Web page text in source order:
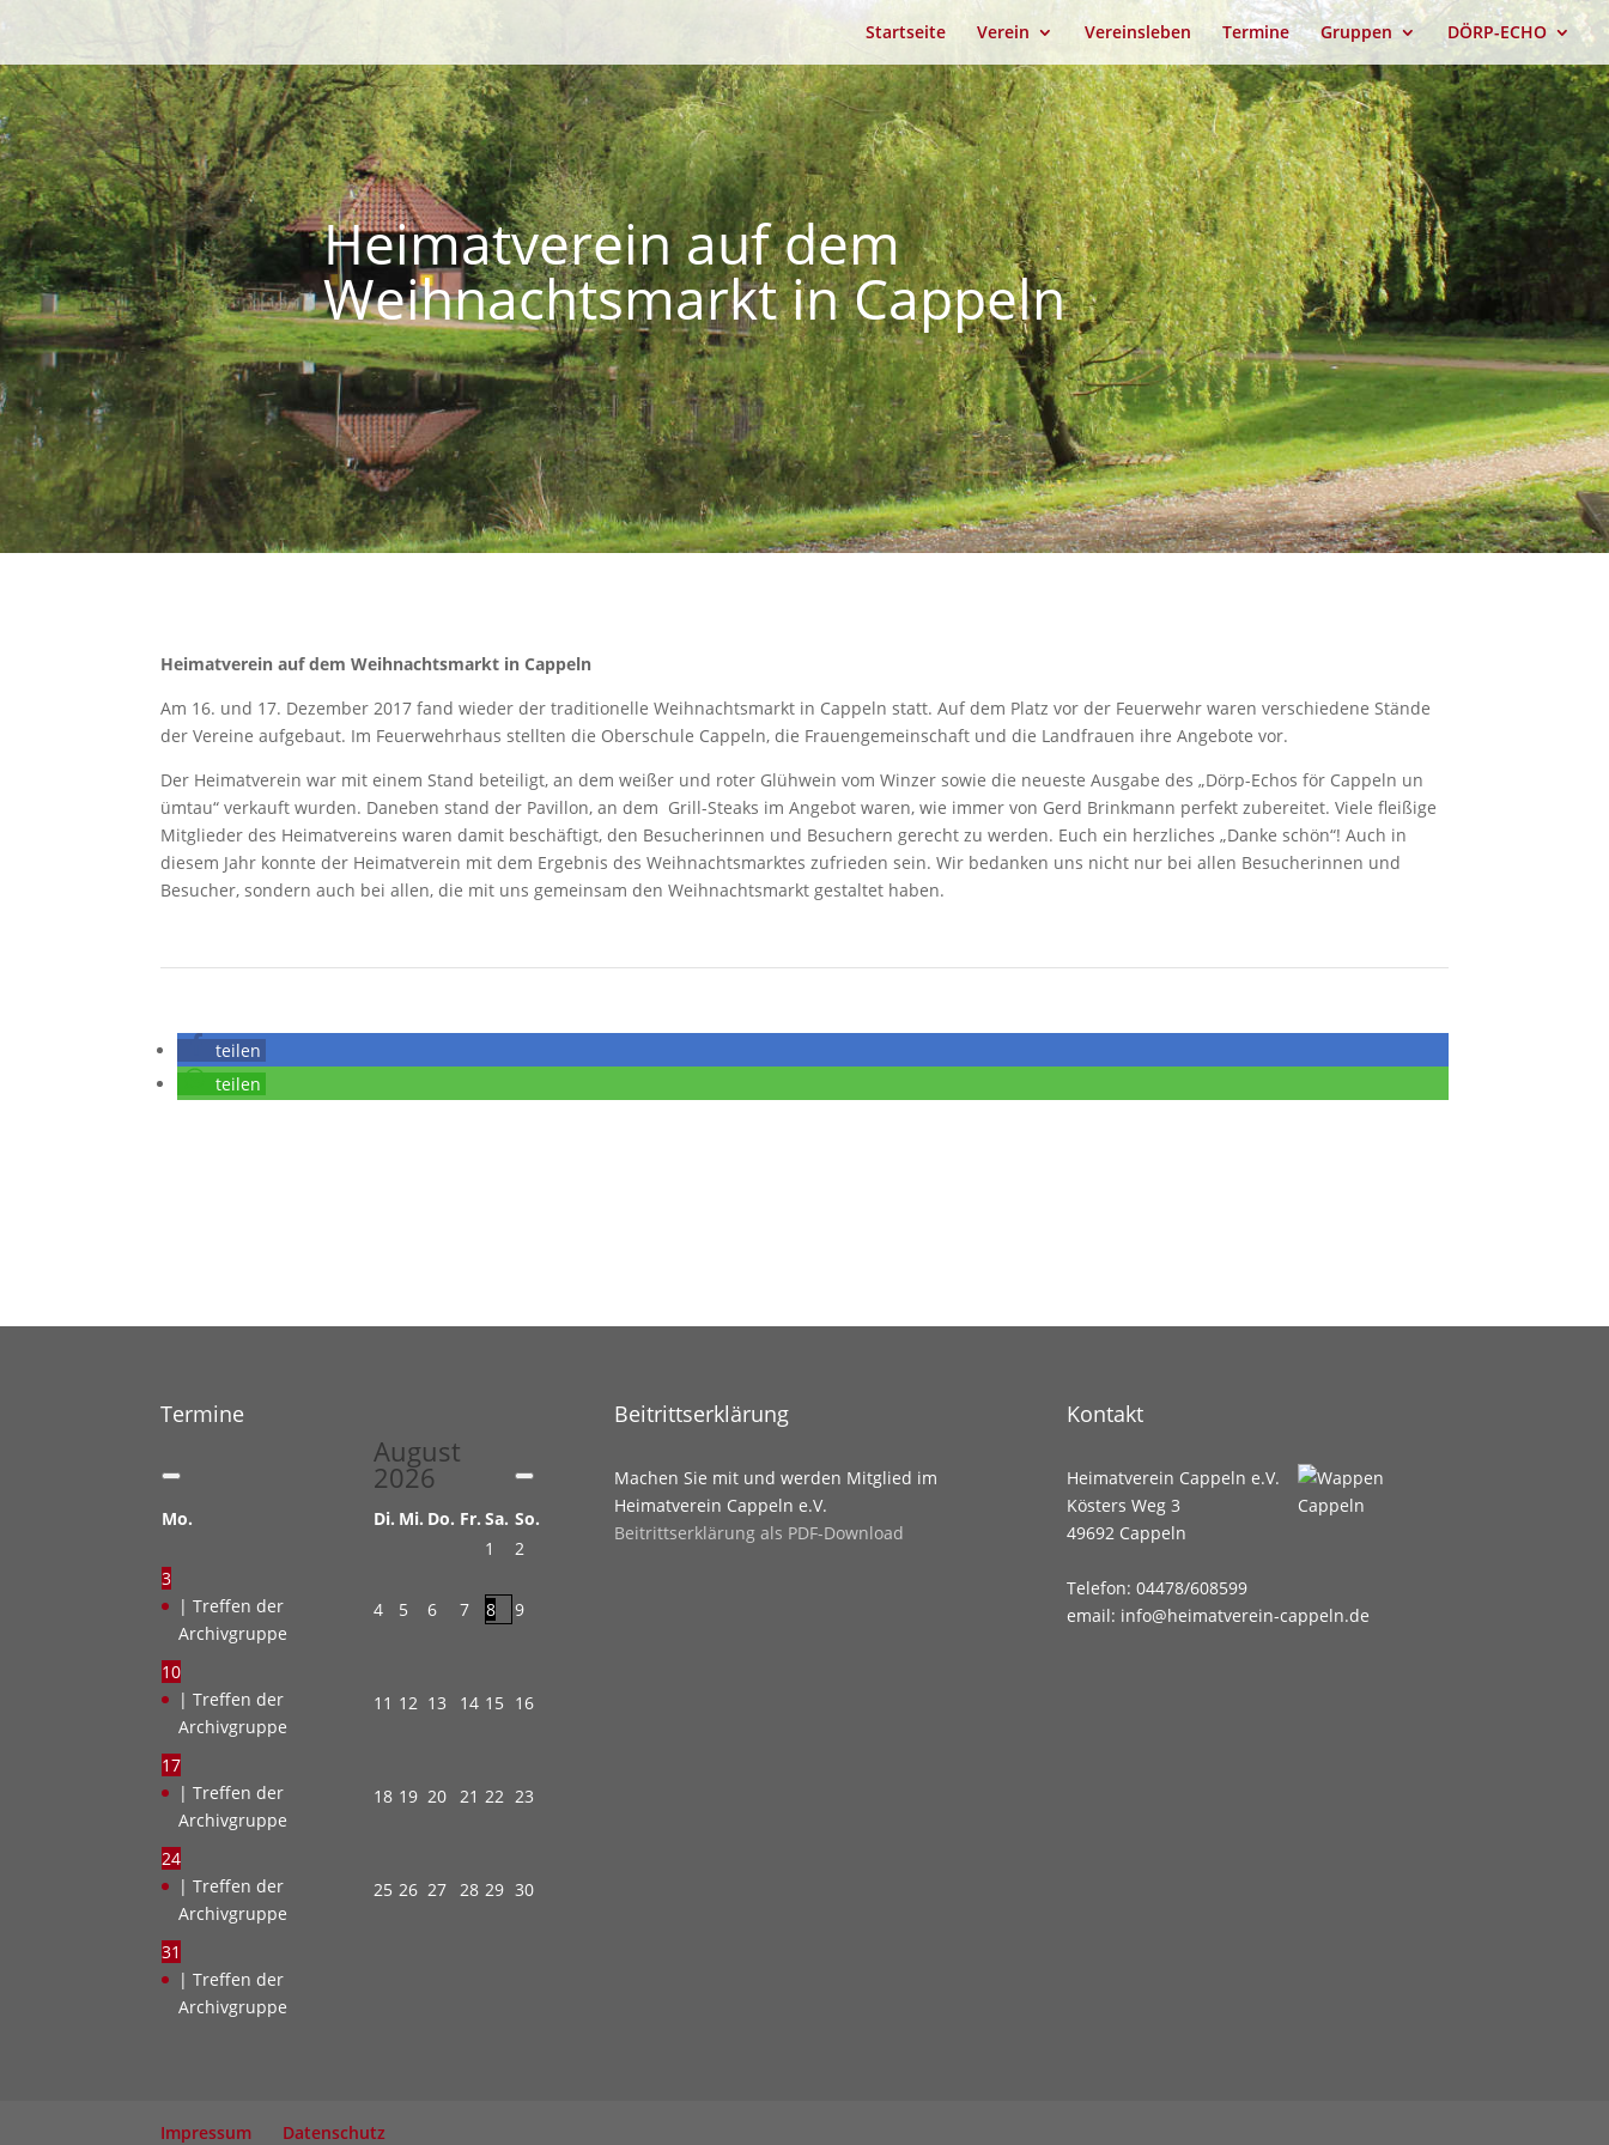
Startseite Verein Vereinsleben Termine Gruppen DÖRP-ECHO
Heimatverein auf dem
Weihnachtsmarkt in Cappeln
Heimatverein auf dem Weihnachtsmarkt in Cappeln
Am 16. und 17. Dezember 2017 fand wieder der traditionelle Weihnachtsmarkt in Cappeln statt. Auf dem Platz vor der Feuerwehr waren verschiedene Stände
der Vereine aufgebaut. Im Feuerwehrhaus stellten die Oberschule Cappeln, die Frauengemeinschaft und die Landfrauen ihre Angebote vor.
Der Heimatverein war mit einem Stand beteiligt, an dem weißer und roter Glühwein vom Winzer sowie die neueste Ausgabe des „Dörp-Echos för Cappeln un
ümtau“ verkauft wurden. Daneben stand der Pavillon, an dem Grill-Steaks im Angebot waren, wie immer von Gerd Brinkmann perfekt zubereitet. Viele fleißige
Mitglieder des Heimatvereins waren damit beschäftigt, den Besucherinnen und Besuchern gerecht zu werden. Euch ein herzliches „Danke schön“! Auch in
diesem Jahr konnte der Heimatverein mit dem Ergebnis des Weihnachtsmarktes zufrieden sein. Wir bedanken uns nicht nur bei allen Besucherinnen und
Besucher, sondern auch bei allen, die mit uns gemeinsam den Weihnachtsmarkt gestaltet haben.
teilen
teilen
Termine
August
2026
Mo. Di. Mi. Do. Fr. Sa. So.
1
2
3
| Treffen der
Archivgruppe
4 5 6 7 8 9
10
| Treffen der
Archivgruppe
11 12 13 14 15 16
17
| Treffen der
Archivgruppe
18 19 20 21 22 23
24
| Treffen der
Archivgruppe
25 26 27 28 29 30
31
| Treffen der
Archivgruppe
Beitrittserklärung
Machen Sie mit und werden Mitglied im
Heimatverein Cappeln e.V.
Beitrittserklärung als PDF-Download
Kontakt
Heimatverein Cappeln e.V.
Kösters Weg 3
49692 Cappeln
Telefon: 04478/608599
email: info@heimatverein-cappeln.de
Impressum Datenschutz